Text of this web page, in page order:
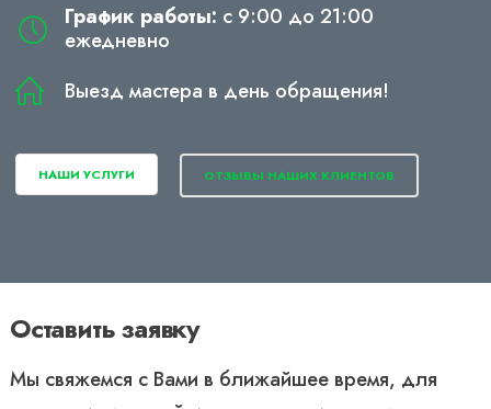
График работы: с 9:00 до 21:00
ежедневно
Выезд мастера в день обращения!
НАШИ УСЛУГИ ОТЗЫВЫ НАШИХ КЛИЕНТОВ
Оставить заявку
Мы свяжемся с Вами в ближайшее время, для